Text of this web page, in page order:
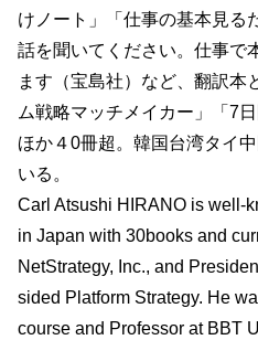
けノート」「仕事の基本見る
話を聞いてください。仕事で
ます（宝島社）など、翻訳本
ム戦略マッチメイカー」「7
ほか４0冊超。韓国台湾タイ
いる。
Carl Atsushi HIRANO is well-
in Japan with 30books and
NetStrategy, Inc., and
sided Platform Strategy. He
course and Professor at BBT